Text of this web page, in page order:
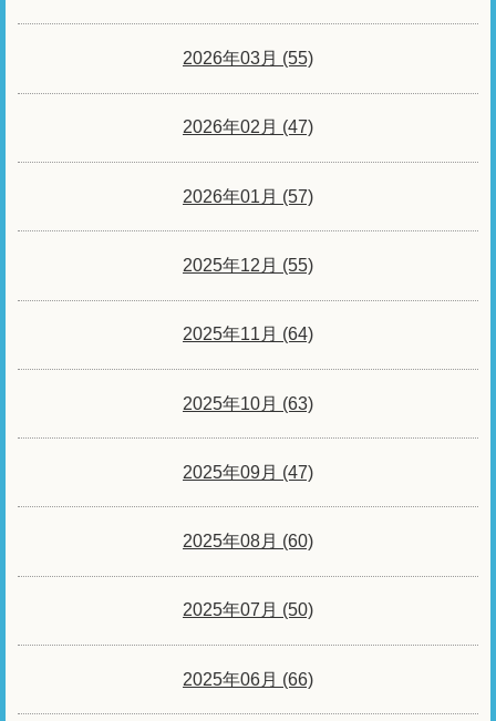
2026年03月 (55)
2026年02月 (47)
2026年01月 (57)
2025年12月 (55)
2025年11月 (64)
2025年10月 (63)
2025年09月 (47)
2025年08月 (60)
2025年07月 (50)
2025年06月 (66)